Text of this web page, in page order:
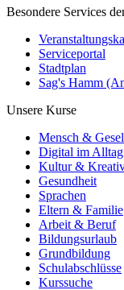
Besondere Services
Serviceportal
Stadtplan
Sag's Hamm
Unsere Kurse
Mensch &
Digital im Alltag
Kultur &
Gesundheit
Sprachen
Eltern & Familie
Arbeit & Beruf
Bildungsurlaub
Grundbildung
Schulabschlüsse
Kurssuche